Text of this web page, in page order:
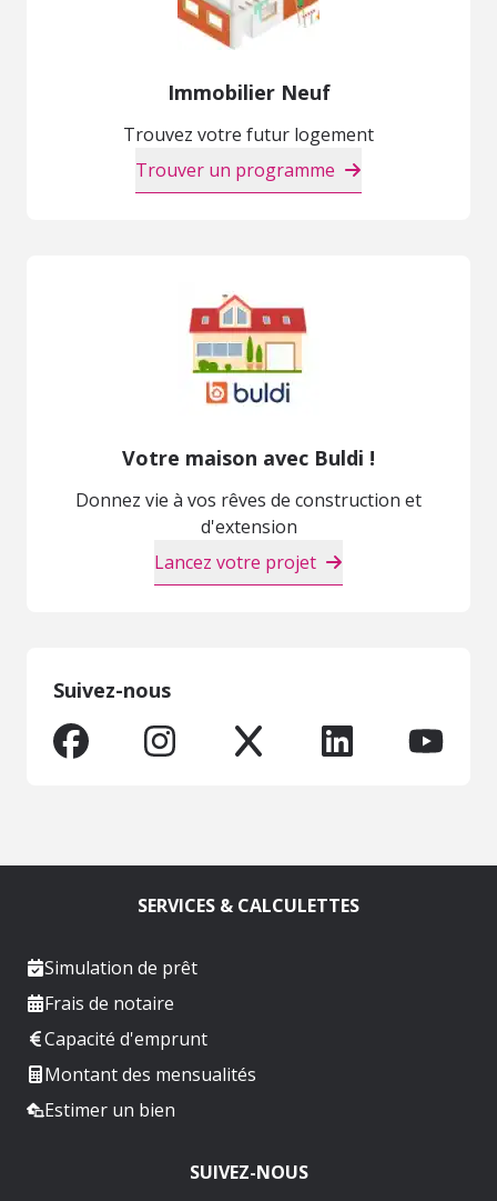
Immobilier Neuf
Trouvez votre futur logement
Trouver un programme
Votre maison avec Buldi !
Donnez vie à vos rêves de construction et
d'extension
Lancez votre projet
Suivez-nous
SERVICES & CALCULETTES
Simulation de prêt
Frais de notaire
Capacité d'emprunt
Montant des mensualités
Estimer un bien
SUIVEZ-NOUS